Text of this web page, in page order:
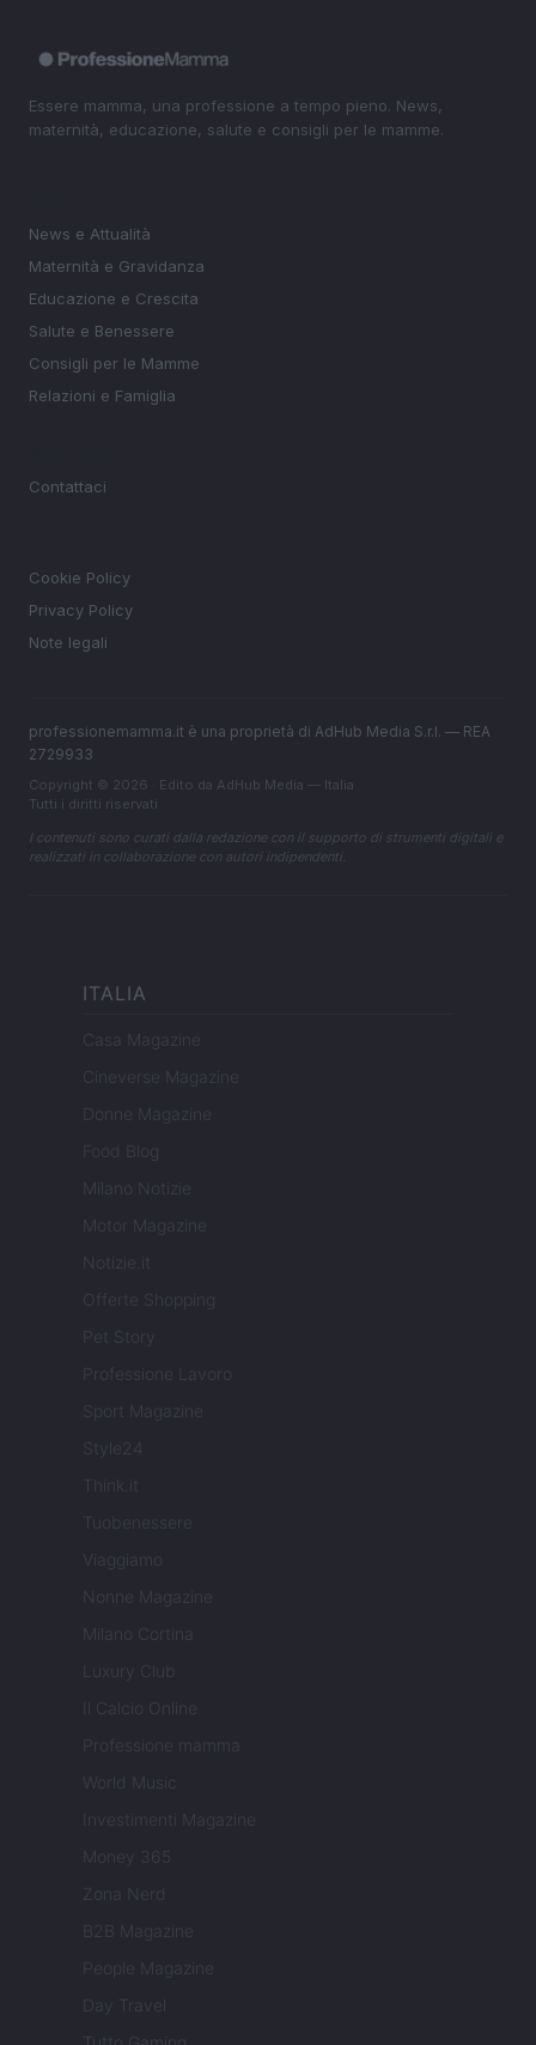
Essere mamma, una professione a tempo pieno. News,
maternità, educazione, salute e consigli per le mamme.
News e Attualità
Maternità e Gravidanza
Educazione e Crescita
Salute e Benessere
Consigli per le Mamme
Relazioni e Famiglia
Contattaci
Cookie Policy
Privacy Policy
Note legali
professionemamma.it è una proprietà di AdHub Media S.r.l. — REA
2729933
Copyright © 2026 · Edito da AdHub Media — Italia
Tutti i diritti riservati
I contenuti sono curati dalla redazione con il supporto di strumenti digitali e
realizzati in collaborazione con autori indipendenti.
ITALIA
Casa Magazine
Cineverse Magazine
Donne Magazine
Food Blog
Milano Notizie
Motor Magazine
Notizie.it
Offerte Shopping
Pet Story
Professione Lavoro
Sport Magazine
Style24
Think.it
Tuobenessere
Viaggiamo
Nonne Magazine
Milano Cortina
Luxury Club
Il Calcio Online
Professione mamma
World Music
Investimenti Magazine
Money 365
Zona Nerd
B2B Magazine
People Magazine
Day Travel